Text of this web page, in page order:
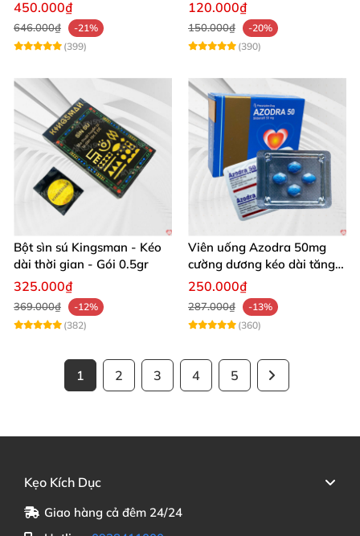
450.000₫
646.000₫
-21%
(399)
120.000₫
150.000₫
-20%
(390)
Bột sìn sú Kingsman - Kéo
dài thời gian - Gói 0.5gr
325.000₫
369.000₫
-12%
(382)
Viên uống Azodra 50mg
cường dương kéo dài tăng
sinh lý nam
250.000₫
287.000₫
-13%
(360)
1 2 3 4 5
Kẹo Kích Dục
Giao hàng cả đêm 24/24